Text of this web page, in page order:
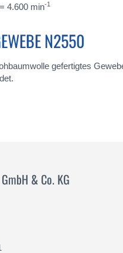
= 4.600 min-1
N2550
gefertigtes
& Co. KG